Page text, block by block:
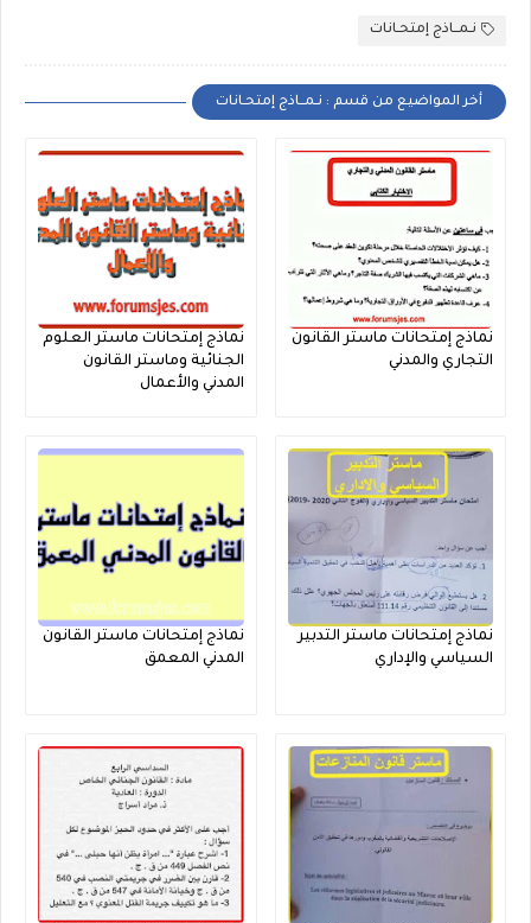
نـمــاذج إمتحـانات
أخر المواضيع من قسم : نـمــاذج إمتحـانات
نماذج إمتحانات ماستر القانون
التجاري والمدني
نماذج إمتحانات ماستر العلوم
الجنائية وماستر القانون
المدني والأعمال
نماذج إمتحانات ماستر التدبير
السياسي والإداري
نماذج إمتحانات ماستر القانون
المدني المعمق